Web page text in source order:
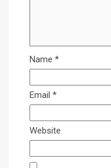
Name *
Email *
Website